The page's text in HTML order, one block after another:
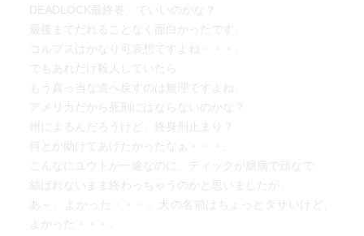
DEADLOCK最終巻、でいいのかな？
最後までだれることなく面白かったです。
コルブスはかなり可哀想ですよね・・・。
でもあれだけ殺人していたら
もう真っ当な道へ戻すのは無理ですよね。
アメリカだから死刑にはならないのかな？
州によるんだろうけど、終身刑止まり？
何とか助けてあげたかったなぁ・・・。
こんなにユウトが一途なのに、ディックが臆病で頑なで
結ばれないまま終わっちゃうのかと思いましたが、
あ～、よかった・・・。犬の名前はちょっとダサいけど、
よかった・・・。